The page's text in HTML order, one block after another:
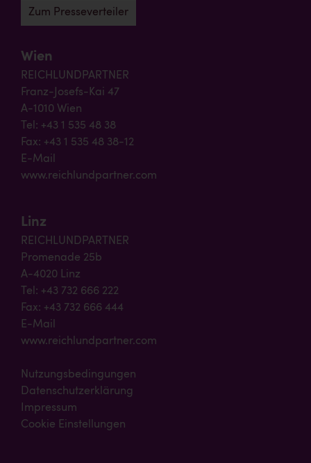
Zum Presseverteiler
Wien
REICHLUNDPARTNER
Franz-Josefs-Kai 47
A-1010 Wien
Tel: +43 1 535 48 38
Fax: +43 1 535 48 38-12
E-Mail
www.reichlundpartner.com
Linz
REICHLUNDPARTNER
Promenade 25b
A-4020 Linz
Tel: +43 732 666 222
Fax: +43 732 666 444
E-Mail
www.reichlundpartner.com
Nutzungsbedingungen
Datenschutzerklärung
Impressum
Cookie Einstellungen